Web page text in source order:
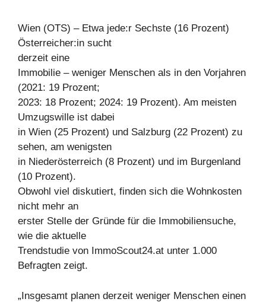
Wien (OTS) – Etwa jede:r Sechste (16 Prozent)
Österreicher:in sucht
derzeit eine
Immobilie – weniger Menschen als in den Vorjahren
(2021: 19 Prozent;
2023: 18 Prozent; 2024: 19 Prozent). Am meisten
Umzugswille ist dabei
in Wien (25 Prozent) und Salzburg (22 Prozent) zu
sehen, am wenigsten
in Niederösterreich (8 Prozent) und im Burgenland
(10 Prozent).
Obwohl viel diskutiert, finden sich die Wohnkosten
nicht mehr an
erster Stelle der Gründe für die Immobiliensuche,
wie die aktuelle
Trendstudie von ImmoScout24.at unter 1.000
Befragten zeigt.
„Insgesamt planen derzeit weniger Menschen einen